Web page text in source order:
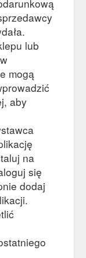
lub
mogą
aby
na
się
dodaj